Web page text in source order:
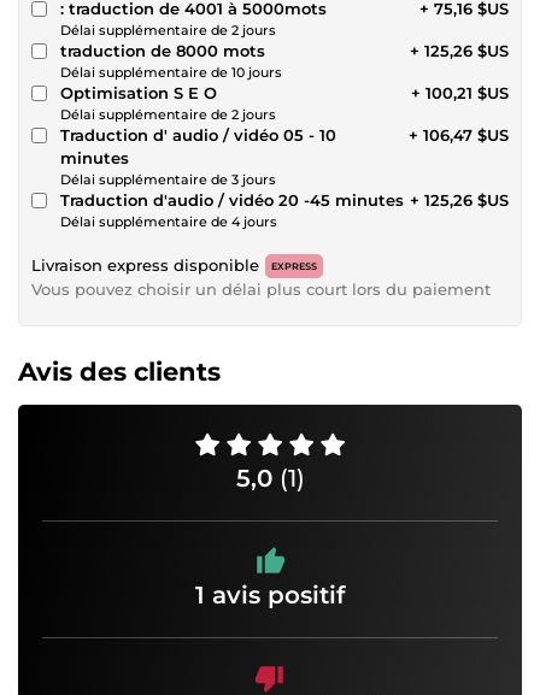
: traduction de 4001 à 5000mots
Délai supplémentaire de 2 jours
+ 75,16 $US
traduction de 8000 mots
Délai supplémentaire de 10 jours
+ 125,26 $US
Optimisation S E O
Délai supplémentaire de 2 jours
+ 100,21 $US
Traduction d' audio / vidéo 05 - 10
minutes
Délai supplémentaire de 3 jours
+ 106,47 $US
Traduction d'audio / vidéo 20 -45 minutes
Délai supplémentaire de 4 jours
+ 125,26 $US
Livraison express disponible EXPRESS
Vous pouvez choisir un délai plus court lors du paiement
Avis des clients
5,0 (1)
1 avis positif